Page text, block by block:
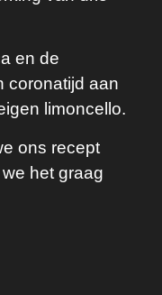
en de
coronatijd aan
limoncello.
ons recept
het graag